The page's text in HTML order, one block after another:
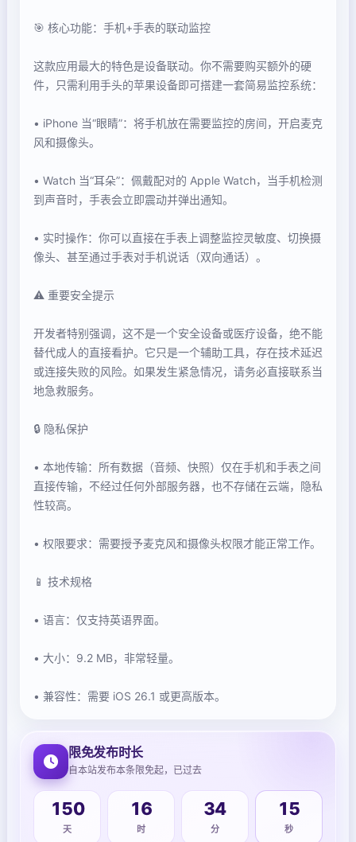
🎯 核心功能：手机+手表的联动监控
这款应用最大的特色是设备联动。你不需要购买额外的硬
件，只需利用手头的苹果设备即可搭建一套简易监控系统：
• iPhone 当“眼睛”：将手机放在需要监控的房间，开启麦克
风和摄像头。
• Watch 当“耳朵”：佩戴配对的 Apple Watch，当手机检测
到声音时，手表会立即震动并弹出通知。
• 实时操作：你可以直接在手表上调整监控灵敏度、切换摄
像头、甚至通过手表对手机说话（双向通话）。
⚠️ 重要安全提示
开发者特别强调，这不是一个安全设备或医疗设备，绝不能
替代成人的直接看护。它只是一个辅助工具，存在技术延迟
或连接失败的风险。如果发生紧急情况，请务必直接联系当
地急救服务。
🔒 隐私保护
• 本地传输：所有数据（音频、快照）仅在手机和手表之间
直接传输，不经过任何外部服务器，也不存储在云端，隐私
性较高。
• 权限要求：需要授予麦克风和摄像头权限才能正常工作。
📱 技术规格
• 语言：仅支持英语界面。
• 大小：9.2 MB，非常轻量。
• 兼容性：需要 iOS 26.1 或更高版本。
限免发布时长
自本站发布本条限免起，已过去
150
天
16
时
34
分
15
秒